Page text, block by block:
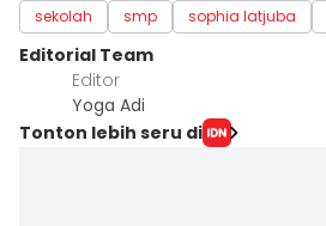
sekolah smp sophia latjuba
Editorial Team
Editor
Yoga Adi
Tonton lebih seru di